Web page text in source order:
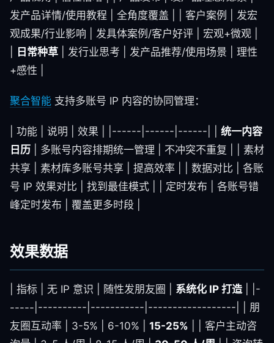
发产品详情/使用教程 | 全角度覆盖 | | 客户案例 | 发宏
观成果/行业影响 | 发具体案例/客户好评 | 宏观+微观 |
日常种草 | 发行业思考 | 发产品推荐/使用场景 | 理性
+感性 |
聚合智能 支持多账号 IP 内容的协同管理：
| 功能 | 说明 | 效果 | |------|------|------| | 统一内容
日历 | 多账号内容排期统一管理 | 不冲突不重复 | | 素材
共享 | 素材库多账号共享 | 提高效率 | | 数据对比 | 各账
号 IP 效果对比 | 找到最佳模式 | | 定时发布 | 各账号错
峰定时发布 | 覆盖更多时段 |
效果数据
| 指标 | 无 IP 意识 | 随性发朋友圈 | 系统化 IP 打造| |-
-----|----------|-----------|------------------| | 朋
友圈互动率 | 3-5% | 6-10% | 15-25% | | 客户主动咨